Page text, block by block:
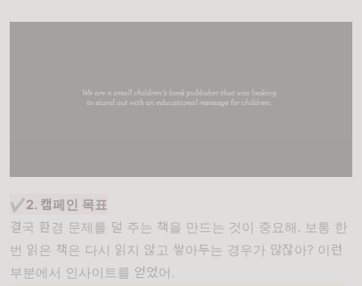
✔️2. 캠페인 목표
결국 환경 문제를 덜 주는 책을 만드는 것이 중요해. 보통 한
번 읽은 책은 다시 읽지 않고 쌓아두는 경우가 많잖아? 이런
부분에서 인사이트를 얻었어.